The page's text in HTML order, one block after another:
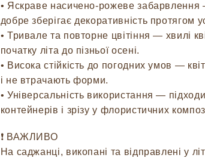
• Яскраве насичено-рожеве забарвлення
добре зберігає декоративність протягом
• Тривале та повторне цвітіння — хвилі
початку літа до пізньої осені.
• Висока стійкість до погодних умов —
і не втрачають форми.
• Універсальність використання —
контейнерів і зрізу у флористичних
❗️ ВАЖЛИВО
На саджанці, викопані та відправлені у